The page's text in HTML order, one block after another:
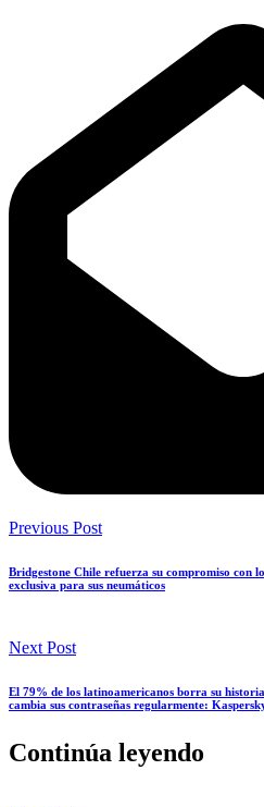
Previous Post
Bridgestone Chile refuerza su compromiso con
exclusiva para sus neumáticos
Next Post
El 79% de los latinoamericanos borra su
cambia sus contraseñas regularmente:
Continúa leyendo